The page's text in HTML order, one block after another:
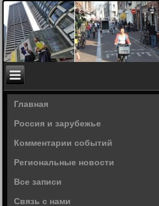
Главная
Россия и зарубежье
Комментарии событий
Региональные новости
Все записи
Связь с нами